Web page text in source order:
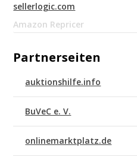
sellerlogic.com
Amazon Repricer
Partnerseiten
auktionshilfe.info
BuVeC e. V.
onlinemarktplatz.de